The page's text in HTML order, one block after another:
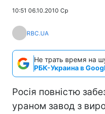
10:51 06.10.2010 Ср
RBC.UA
Не трать время на
РБК-Украина в
Росія повністю
ураном завод з